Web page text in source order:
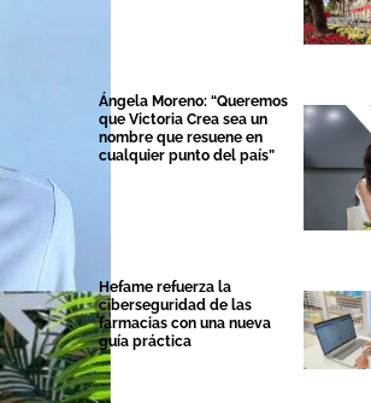
Ángela Moreno: “Queremos
que Victoria Crea sea un
nombre que resuene en
cualquier punto del país”
Hefame refuerza la
ciberseguridad de las
farmacias con una nueva
guía práctica